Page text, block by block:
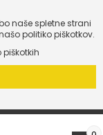
naše spletne strani
politiko piškotkov.
piškotkih